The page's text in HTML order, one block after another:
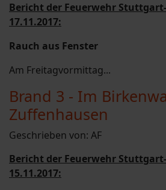
Bericht der Feuerwehr
17.11.2017:
Rauch aus Fenster
Am Freitagvormittag...
Brand 3 - Im
Zuffenhausen
Geschrieben von: AF
Bericht der Feuerwehr
15.11.2017: